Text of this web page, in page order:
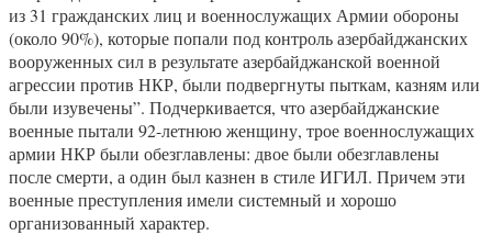
из 31 гражданских лиц и военнослужащих Армии обороны
(около 90%), которые попали под контроль азербайджанских
вооруженных сил в результате азербайджанской военной
агрессии против НКР, были подвергнуты пыткам, казням или
были изувечены”. Подчеркивается, что азербайджанские
военные пытали 92-летнюю женщину, трое военнослужащих
армии НКР были обезглавлены: двое были обезглавлены
после смерти, а один был казнен в стиле ИГИЛ. Причем эти
военные преступления имели системный и хорошо
организованный характер.